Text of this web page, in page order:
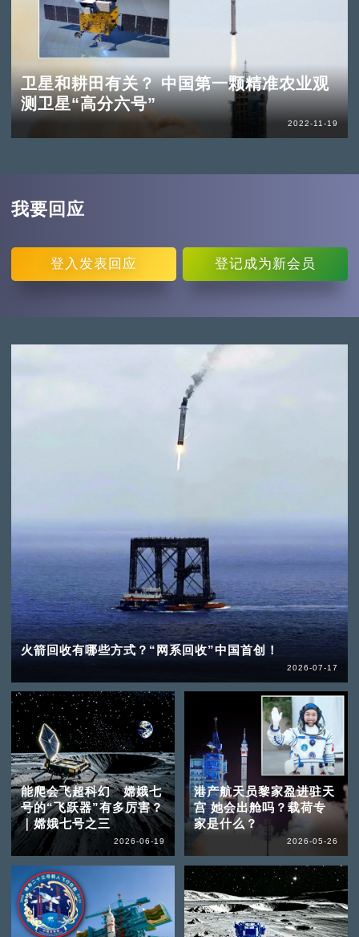
卫星和耕田有关？ 中国第一颗精准农业观
测卫星“高分六号”
2022-11-19
我要回应
登入 发表回应 登记成为新会员
火箭回收有哪些方式？“网系回收”中国首创！
2026-07-17
能爬会飞超科幻 嫦娥七
号的“飞跃器”有多厉害？
｜嫦娥七号之三
2026-06-19
港产航天员黎家盈进驻天
宫 她会出舱吗？载荷专
家是什么？
2026-05-26